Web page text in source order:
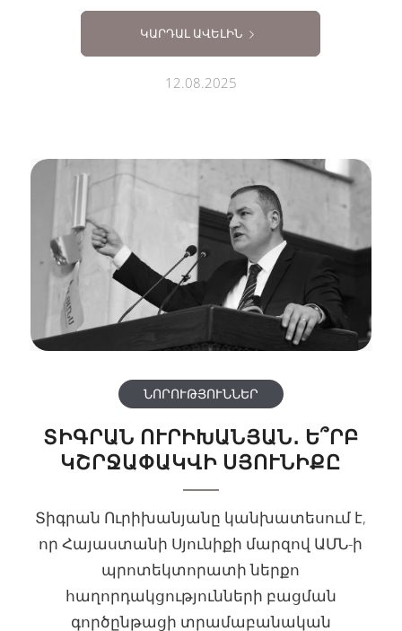
ԿԱՐԴԱԼ ԱՎԵԼԻՆ
12.08.2025
ՏԻԳՐԱՆ ՈՒՐԻԽԱՆՅԱՆ․ Ե՞ՐԲ
ԿՇՐՋԱՓԱԿՎԻ ՍՅՈՒՆԻՔԸ
ՆՈՐՈՒԹՅՈՒՆՆԵՐ
Տիգրան Ուրիխանյանը կանխատեսում է,
որ Հայաստանի Սյունիքի մարզով ԱՄՆ-ի
պրոտեկտորատի ներքո
հաղորդակցությունների բացման
գործընթացի տրամաբանական